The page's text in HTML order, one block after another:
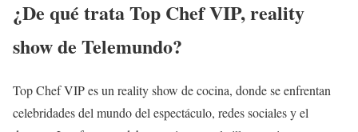
¿De qué trataTop Chef VIP, reality
show de Telemundo?
Top Chef VIP es un reality show de cocina, donde se enfrentan
celebridades del mundo del espectáculo, redes sociales y el